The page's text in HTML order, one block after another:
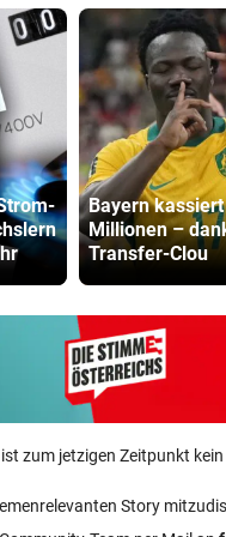
Bayern kassiert
Millionen –
Transfer-Clou
zum jetzigen Zeitpunkt
Story